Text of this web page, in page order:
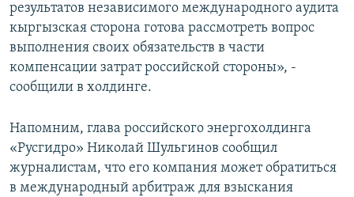
результатов независимого международного аудита
кыргызская сторона готова рассмотреть вопрос
выполнения своих обязательств в части
компенсации затрат российской стороны», -
сообщили в холдинге.
Напомним, глава российского энергохолдинга
«Русгидро» Николай Шульгинов сообщил
журналистам, что его компания может обратиться
в международный арбитраж для взыскания